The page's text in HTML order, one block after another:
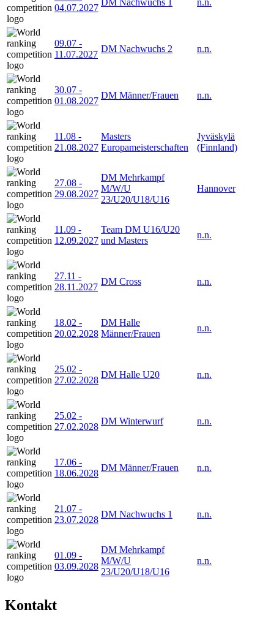
04.07.2027
09.07 -
11.07.2027
DM Nachwuchs 2 n.n.
30.07 -
01.08.2027
DM Männer/Frauen n.n.
11.08 -
21.08.2027
Masters
Europameisterschaften
Jyväskylä
(Finnland)
27.08 -
29.08.2027
DM Mehrkampf
M/W/U
23/U20/U18/U16
Hannover
11.09 -
12.09.2027
Team DM U16/U20
und Masters
n.n.
27.11 -
28.11.2027
DM Cross n.n.
18.02 -
20.02.2028
DM Halle
Männer/Frauen
n.n.
25.02 -
27.02.2028
DM Halle U20 n.n.
25.02 -
27.02.2028
DM Winterwurf n.n.
17.06 -
18.06.2028
DM Männer/Frauen n.n.
21.07 -
23.07.2028
DM Nachwuchs 1 n.n.
01.09 -
03.09.2028
DM Mehrkampf
M/W/U
23/U20/U18/U16
n.n.
Kontakt